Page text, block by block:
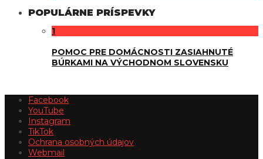
POPULÁRNE PRÍSPEVKY
1
POMOC PRE DOMÁCNOSTI ZASIAHNUTÉ
BÚRKAMI NA VÝCHODNOM SLOVENSKU
Facebook
YouTube
Instagram
TikTok
Ochrana osobných údajov
Webmail